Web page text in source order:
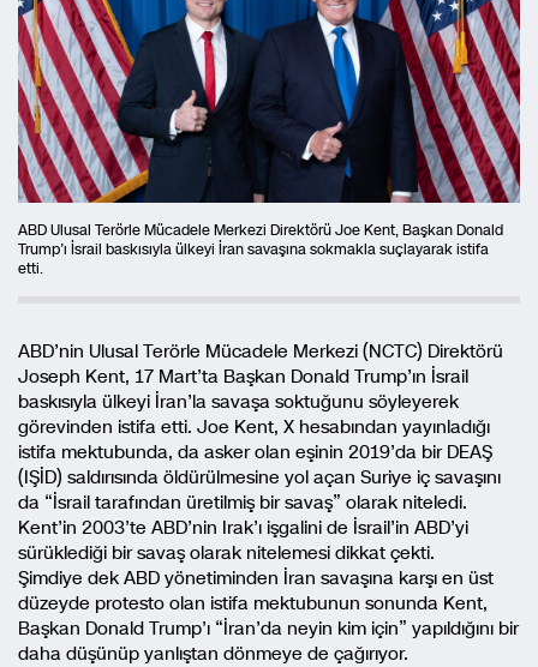
ABD Ulusal Terörle Mücadele Merkezi Direktörü Joe Kent, Başkan Donald
Trump’ı İsrail baskısıyla ülkeyi İran savaşına sokmakla suçlayarak istifa
etti.
ABD’nin Ulusal Terörle Mücadele Merkezi (NCTC) Direktörü
Joseph Kent, 17 Mart’ta Başkan Donald Trump’ın İsrail
baskısıyla ülkeyi İran’la savaşa soktuğunu söyleyerek
görevinden istifa etti. Joe Kent, X hesabından yayınladığı
istifa mektubunda, da asker olan eşinin 2019’da bir DEAŞ
(IŞİD) saldırısında öldürülmesine yol açan Suriye iç savaşını
da “İsrail tarafından üretilmiş bir savaş” olarak niteledi.
Kent’in 2003’te ABD’nin Irak’ı işgalini de İsrail’in ABD’yi
sürüklediği bir savaş olarak nitelemesi dikkat çekti.
Şimdiye dek ABD yönetiminden İran savaşına karşı en üst
düzeyde protesto olan istifa mektubunun sonunda Kent,
Başkan Donald Trump’ı “İran’da neyin kim için” yapıldığını bir
daha düşünüp yanlıştan dönmeye de çağırıyor.